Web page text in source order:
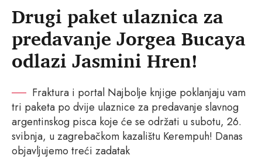
Drugi paket ulaznica za
predavanje Jorgea Bucaya
odlazi Jasmini Hren!
Fraktura i portal Najbolje knjige poklanjaju vam
tri paketa po dvije ulaznice za predavanje slavnog
argentinskog pisca koje će se održati u subotu, 26.
svibnja, u zagrebačkom kazalištu Kerempuh! Danas
objavljujemo treći zadatak